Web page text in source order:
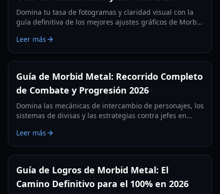
Domina tu tasa de fotogramas y claridad visual con la
guía definitiva de los mejores ajustes gráficos de Morbid
versiones del juego.
Leer más
Guía de Morbid Metal: Recorrido Completo
de Combate y Progresión 2026
Domina las mecánicas de intercambio de personajes, los
sistemas de divisas y las estrategias contra jefes en
para obtener la máxima eficiencia.
Leer más
Guía de Logros de Morbid Metal: El
Camino Definitivo para el 100% en 2026